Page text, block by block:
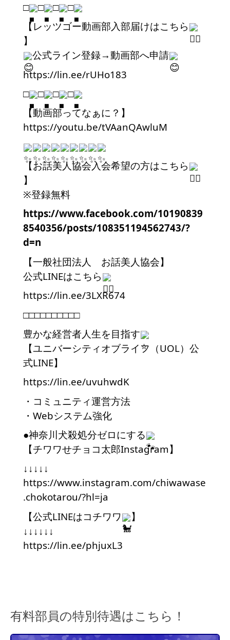
□ □ □
□
【レッツゴー動画部入部届けはこちら
】
公式ライン登録→動画部へ申請
https://lin.ee/rUHo183
□
□ □
□
【動画部ってなぁに？】
https://youtu.be/tVAanQAwluM
【お話美人協会入会希望の方はこちら
】
※登録無料
https://www.facebook.com/10190839
8540356/posts/108351194562743/?
d=n
【一般社団法人　お話美人協会】
公式LINEはこちら
https://lin.ee/3LXR674
□□□□□□□□□□
豊かな経営者人生を目指す
【ユニバーシティオブライフ（UOL）公
式LINE】
https://lin.ee/uvuhwdK
・コミュニティ運営方法
・Webシステム強化
●神奈川犬殺処分ゼロにする
【チワワせチョコ太郎Instagram】
↓↓↓↓↓
https://www.instagram.com/chiwawase
.chokotarou/?hl=ja
【公式LINEはコチワワ
】
↓↓↓↓↓↓
https://lin.ee/phjuxL3
有料部員の特別待遇はこちら！